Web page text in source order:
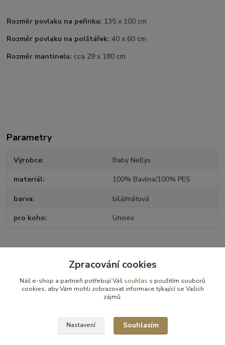
Rozměr povlaku na peřinku: 135 x 100 cm
Rozměr povlaku na polštářek: 40 x 60 cm
Rozměr mantinelu: cca 29 x 180 cm
Parametry
Výrobce Baby Nellys
materiál 100% Bavlna/100% PES
barva bílá/mátová
pro koho Unisex
Zboží zařazeno v kategoriích
Postýlky - příslušenství
Povlečení
Zpracování cookies
Náš e-shop a partneři potřebují Váš souhlas s použitím souborů
cookies, aby Vám mohli zobrazovat informace týkající se Vašich
zájmů.
Nastavení Souhlasím